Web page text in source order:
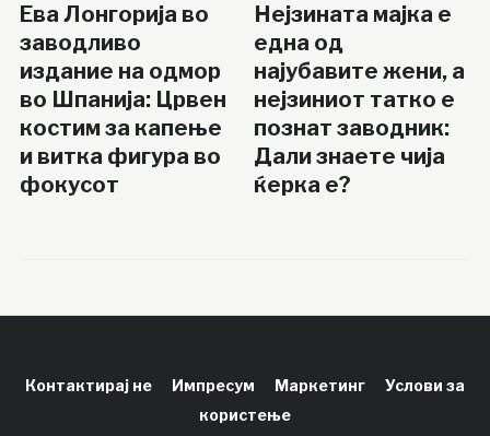
Ева Лонгорија во
заводливо
издание на одмор
во Шпанија: Црвен
костим за капење
и витка фигура во
фокусот
Нејзината мајка е
една од
најубавите жени, а
нејзиниот татко е
познат заводник:
Дали знаете чија
ќерка е?
Контактирај не Импресум Маркетинг
Услови за
користење